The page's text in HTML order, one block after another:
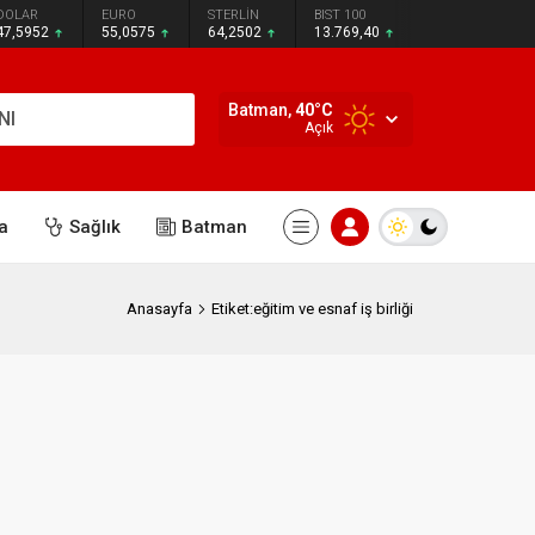
EURO
55,0575
STERLİN
64,2502
BIST 100
13.769,40
Batman,40°C
Açık
Sağlık Batman
Anasayfa Etiket:eğitim ve esnaf iş birliği